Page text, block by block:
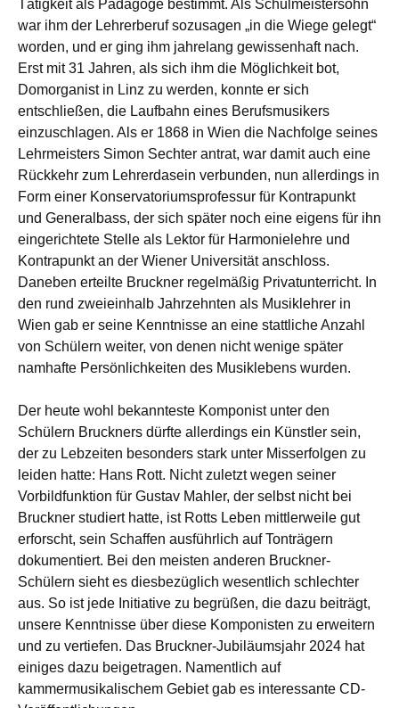
Tätigkeit als Pädagoge bestimmt. Als Schulmeistersohn
war ihm der Lehrerberuf sozusagen „in die Wiege gelegt“
worden, und er ging ihm jahrelang gewissenhaft nach.
Erst mit 31 Jahren, als sich ihm die Möglichkeit bot,
Domorganist in Linz zu werden, konnte er sich
entschließen, die Laufbahn eines Berufsmusikers
einzuschlagen. Als er 1868 in Wien die Nachfolge seines
Lehrmeisters Simon Sechter antrat, war damit auch eine
Rückkehr zum Lehrerdasein verbunden, nun allerdings in
Form einer Konservatoriumsprofessur für Kontrapunkt
und Generalbass, der sich später noch eine eigens für ihn
eingerichtete Stelle als Lektor für Harmonielehre und
Kontrapunkt an der Wiener Universität anschloss.
Daneben erteilte Bruckner regelmäßig Privatunterricht. In
den rund zweieinhalb Jahrzehnten als Musiklehrer in
Wien gab er seine Kenntnisse an eine stattliche Anzahl
von Schülern weiter, von denen nicht wenige später
namhafte Persönlichkeiten des Musiklebens wurden.
Der heute wohl bekannteste Komponist unter den
Schülern Bruckners dürfte allerdings ein Künstler sein,
der zu Lebzeiten besonders stark unter Misserfolgen zu
leiden hatte: Hans Rott. Nicht zuletzt wegen seiner
Vorbildfunktion für Gustav Mahler, der selbst nicht bei
Bruckner studiert hatte, ist Rotts Leben mittlerweile gut
erforscht, sein Schaffen ausführlich auf Tonträgern
dokumentiert. Bei den meisten anderen Bruckner-
Schülern sieht es diesbezüglich wesentlich schlechter
aus. So ist jede Initiative zu begrüßen, die dazu beiträgt,
unsere Kenntnisse über diese Komponisten zu erweitern
und zu vertiefen. Das Bruckner-Jubiläumsjahr 2024 hat
einiges dazu beigetragen. Namentlich auf
kammermusikalischem Gebiet gab es interessante CD-